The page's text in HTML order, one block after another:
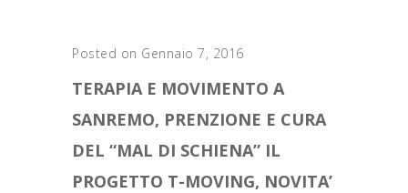
Posted on Gennaio 7, 2016
TERAPIA E MOVIMENTO A
SANREMO, PRENZIONE E CURA
DEL “MAL DI SCHIENA” IL
PROGETTO T-MOVING, NOVITA’